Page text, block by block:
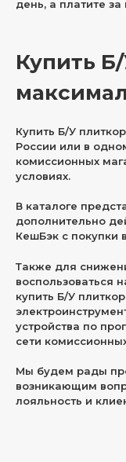
день, а платите за
Купить
Купить Б/У
России или в
комиссионных
условиях.
В каталоге
дополнительно
КешБэк с покупки
Также для
воспользоваться
купить Б/У
устройства по
сети
Мы будем рады
возникающим
лояльность и